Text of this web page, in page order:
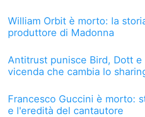
William Orbit è morto: la
produttore di Madonna
Antitrust punisce Bird, Dott e
vicenda che cambia lo
Francesco Guccini è morto:
e l'eredità del cantautore